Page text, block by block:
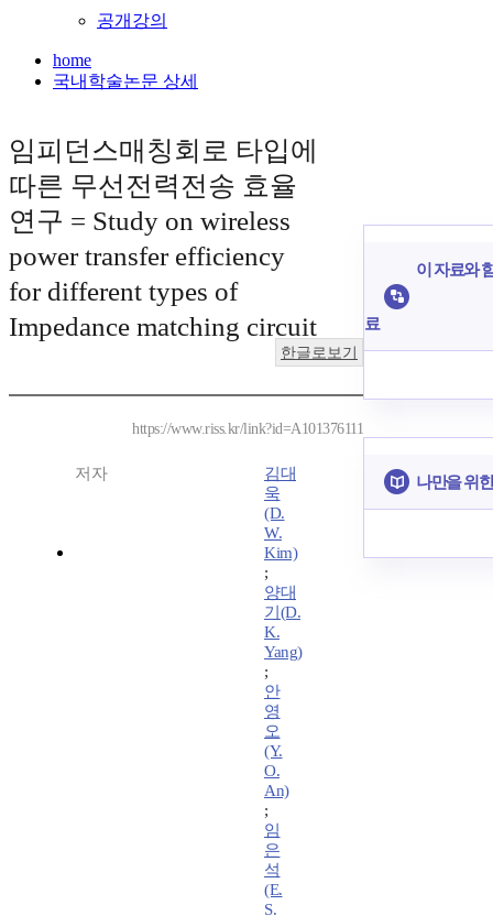
공개강의
home
국내학술논문 상세
임피던스매칭회로 타입에
따른 무선전력전송 효율
연구 = Study on wireless
power transfer efficiency
for different types of
Impedance matching circuit
한글로보기
https://www.riss.kr/link?id=A101376111
저자
김대
욱
(D.
W.
Kim)
;
양대
기(D.
K.
Yang)
;
안
영
오
(Y.
O.
An)
;
임
은
석
(E.
S.
이 자료와
료
나만을 위